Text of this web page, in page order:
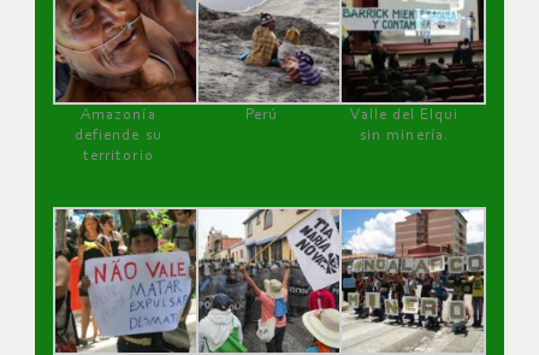
Amazonía
defiende su
territorio
Perú
Valle del Elqui
sin minería.